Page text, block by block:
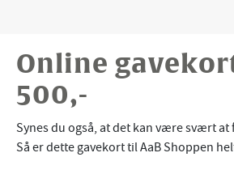
Online
500,-
Synes du også, at det kan være svært at
Så er dette gavekort til AaB Shoppen